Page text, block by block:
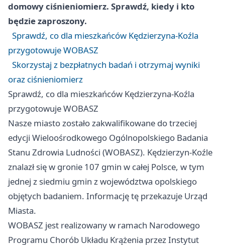
domowy ciśnieniomierz. Sprawdź, kiedy i kto
będzie zaproszony.
Sprawdź, co dla mieszkańców Kędzierzyna-Koźla
przygotowuje WOBASZ
Skorzystaj z bezpłatnych badań i otrzymaj wyniki
oraz ciśnieniomierz
Sprawdź, co dla mieszkańców Kędzierzyna-Koźla
przygotowuje WOBASZ
Nasze miasto zostało zakwalifikowane do trzeciej
edycji Wieloośrodkowego Ogólnopolskiego Badania
Stanu Zdrowia Ludności (WOBASZ). Kędzierzyn-Koźle
znalazł się w gronie 107 gmin w całej Polsce, w tym
jednej z siedmiu gmin z województwa opolskiego
objętych badaniem. Informację tę przekazuje Urząd
Miasta.
WOBASZ jest realizowany w ramach Narodowego
Programu Chorób Układu Krążenia przez Instytut